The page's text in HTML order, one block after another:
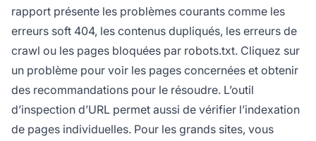
rapport présente les problèmes courants comme les
erreurs soft 404, les contenus dupliqués, les erreurs de
crawl ou les pages bloquées par robots.txt. Cliquez sur
un problème pour voir les pages concernées et obtenir
des recommandations pour le résoudre. L’outil
d’inspection d’URL permet aussi de vérifier l’indexation
de pages individuelles. Pour les grands sites, vous